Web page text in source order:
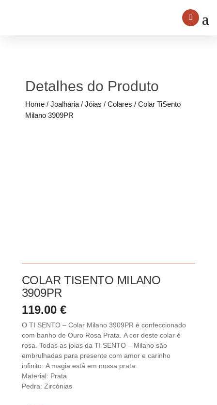
Detalhes do Produto
Home/ Joalharia/ Jóias / Colares / Colar TiSento
Milano 3909PR
COLAR TISENTO MILANO
3909PR
119.00 €
O TI SENTO – Colar Milano 3909PR é confeccionado
com banho de Ouro Rosa Prata. A cor deste colar é
rosa. Todas as joias da TI SENTO – Milano são
embrulhadas para presente com amor e carinho
infinito. A magia está em nossa prata.
Material: Prata
Pedra: Zircónias